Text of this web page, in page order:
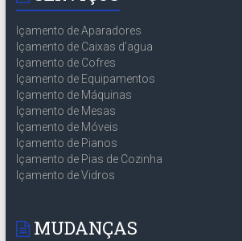
Içamento de Aparadores
Içamento de Caixas d’agua
Içamento de Cofres
Içamento de Equipamentos
Içamento de Máquinas
Içamento de Mesas
Içamento de Móveis
Içamento de Pianos
Içamento de Pias de Cozinha
Içamento de Vidros
MUDANÇAS